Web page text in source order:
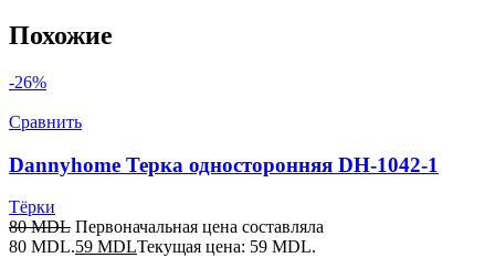
Похожие
-26%
Сравнить
Dannyhome Терка односторонняя DH-1042-1
Тёрки
80MDL Первоначальная цена составляла
80 MDL.59 MDLТекущая цена: 59 MDL.